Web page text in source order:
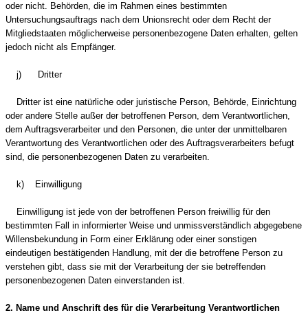
oder nicht. Behörden, die im Rahmen eines bestimmten
Untersuchungsauftrags nach dem Unionsrecht oder dem Recht der
Mitgliedstaaten möglicherweise personenbezogene Daten erhalten, gelten
jedoch nicht als Empfänger.
j) Dritter
Dritter ist eine natürliche oder juristische Person, Behörde, Einrichtung
oder andere Stelle außer der betroffenen Person, dem Verantwortlichen,
dem Auftragsverarbeiter und den Personen, die unter der unmittelbaren
Verantwortung des Verantwortlichen oder des Auftragsverarbeiters befugt
sind, die personenbezogenen Daten zu verarbeiten.
k) Einwilligung
Einwilligung ist jede von der betroffenen Person freiwillig für den
bestimmten Fall in informierter Weise und unmissverständlich abgegebene
Willensbekundung in Form einer Erklärung oder einer sonstigen
eindeutigen bestätigenden Handlung, mit der die betroffene Person zu
verstehen gibt, dass sie mit der Verarbeitung der sie betreffenden
personenbezogenen Daten einverstanden ist.
2. Name und Anschrift des für die Verarbeitung Verantwortlichen